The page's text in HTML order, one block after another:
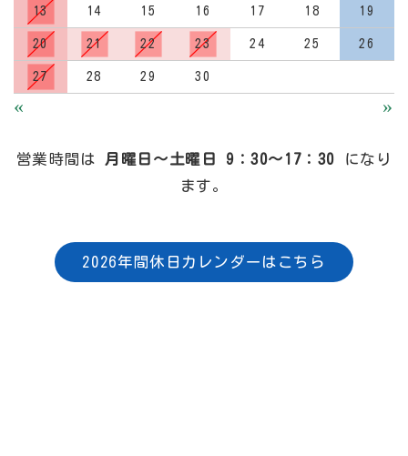
13 14 15 16 17 18 19
20 21 22 23 24 25 26
27 28 29 30
« »
営業時間は 月曜日～土曜日 9：30～17：30 になり
ます。
2026年間休日カレンダーはこちら